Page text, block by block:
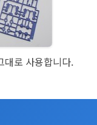
로 사용합니다.